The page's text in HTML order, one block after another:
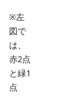
※左
図で
は、
赤2点
と緑1
点